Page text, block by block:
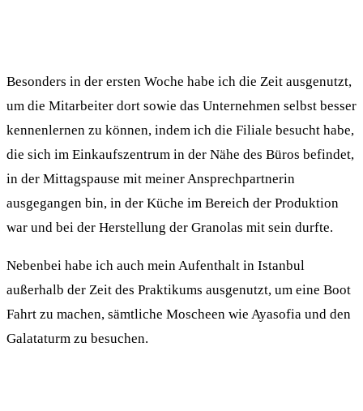
Besonders in der ersten Woche habe ich die Zeit ausgenutzt,
um die Mitarbeiter dort sowie das Unternehmen selbst besser
kennenlernen zu können, indem ich die Filiale besucht habe,
die sich im Einkaufszentrum in der Nähe des Büros befindet,
in der Mittagspause mit meiner Ansprechpartnerin
ausgegangen bin, in der Küche im Bereich der Produktion
war und bei der Herstellung der Granolas mit sein durfte.
Nebenbei habe ich auch mein Aufenthalt in Istanbul
außerhalb der Zeit des Praktikums ausgenutzt, um eine Boot
Fahrt zu machen, sämtliche Moscheen wie Ayasofia und den
Galataturm zu besuchen.